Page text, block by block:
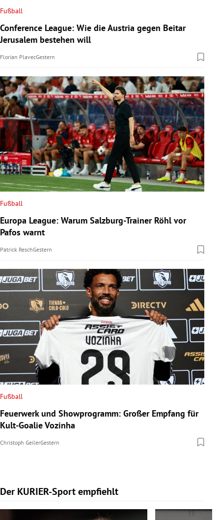
Fußball
Conference League: Wie die Austria gegen Beitar
Jerusalem bestehen will
Florian PlavecGestern
Fußball
Europa League: Warum Salzburg-Trainer Röhl vor
Pafos warnt
Patrick ReschGestern
Fußball
Feuerwerk und Showprogramm: Großer Empfang für
Kult-Goalie Vozinha
Christoph GeilerGestern
Der KURIER-Sport empfiehlt
Slide 1 von 5